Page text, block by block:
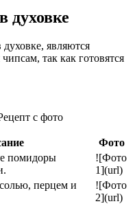
духовке
являются
так как готовятся
Фото
помидоры
![Фото
1](url)
перцем и
![Фото
2](url)